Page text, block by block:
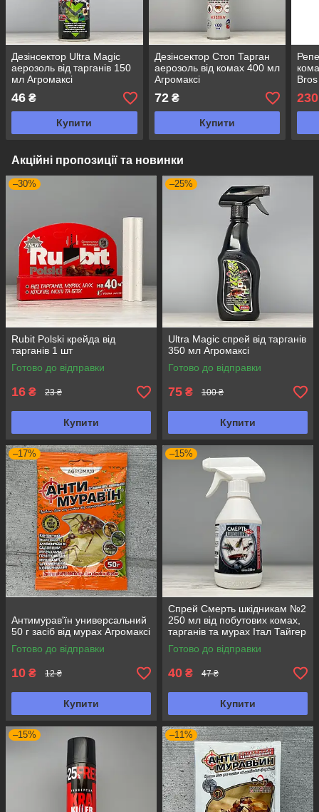
Дезінсектор Ultra Magic
аерозоль від тарганів 150
мл Агромаксі
46 ₴
Купити
Дезінсектор Стоп Тарган
аерозоль від комах 400 мл
Агромаксі
72₴
Купити
Bros
230
Акційні пропозиції та новинки
–30%
Rubit Polski крейда від
тарганів 1 шт
Готово до відправки
16 ₴ 23 ₴
Купити
–25%
Ultra Magic спрей від тарганів
350 мл Агромаксі
Готово до відправки
75 ₴ 100 ₴
Купити
–17%
Антимурав'їн универсальний
50 г засіб від мурах Агромаксі
Готово до відправки
10 ₴ 12 ₴
Купити
–15%
Спрей Смерть шкідникам №2
250 мл від побутових комах,
тарганів та мурах Італ Тайгер
Готово до відправки
40 ₴ 47 ₴
Купити
–15% –11%